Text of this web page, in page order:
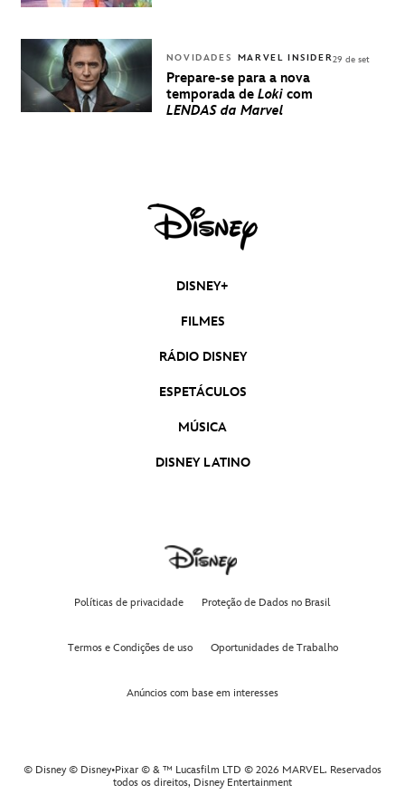
NOVIDADES MARVEL INSIDER
Prepare-se para a nova
temporada de Loki com
LENDAS da Marvel
29 de set
DISNEY+
FILMES
RÁDIO DISNEY
ESPETÁCULOS
MÚSICA
DISNEY LATINO
Políticas de privacidade Proteção de Dados no Brasil
Termos e Condições de uso Oportunidades de Trabalho
Anúncios com base em interesses
© Disney © Disney•Pixar © & ™ Lucasfilm LTD © 2026 MARVEL. Reservados
todos os direitos, Disney Entertainment